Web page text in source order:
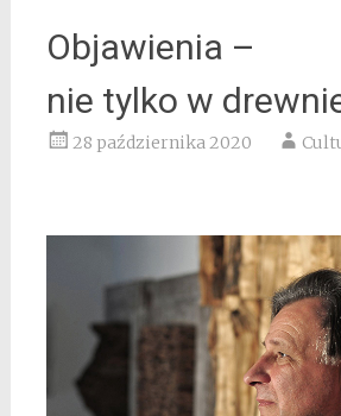
Objawienia –
nie tylko w
28 października 2020